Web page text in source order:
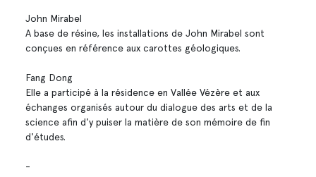
John Mirabel
A base de résine, les installations de John Mirabel sont
conçues en référence aux carottes géologiques.
Fang Dong
Elle a participé à la résidence en Vallée Vézère et aux
échanges organisés autour du dialogue des arts et de la
science afin d'y puiser la matière de son mémoire de fin
d'études.
-